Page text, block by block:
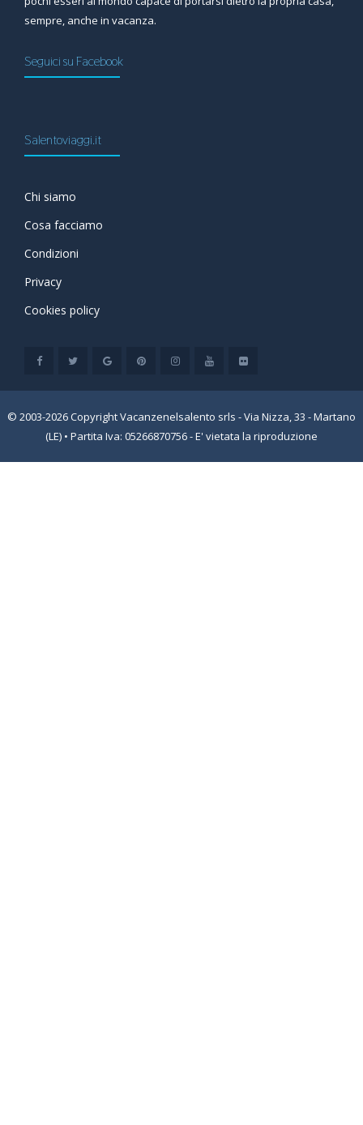
sempre, anche in vacanza.
Seguici su Facebook
Salentoviaggi.it
Chi siamo
Cosa facciamo
Condizioni
Privacy
Cookies policy
© 2003-2026 Copyright Vacanzenelsalento srls - Via Nizza, 33 - Martano
(LE) • Partita Iva: 05266870756 - E' vietata la riproduzione